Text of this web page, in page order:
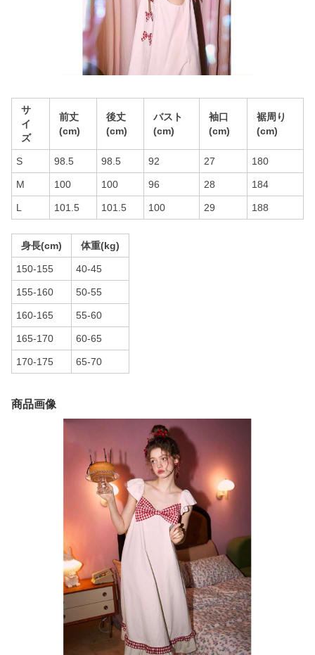
サ
イ
ズ
前丈
(cm)
後丈
(cm)
バスト
(cm)
袖口
(cm)
裾周り
(cm)
S 98.5 98.5 92 27 180
M 100 100 96 28 184
L 101.5 101.5 100 29 188
身長(cm) 体重(kg)
150-155 40-45
155-160 50-55
160-165 55-60
165-170 60-65
170-175 65-70
商品画像